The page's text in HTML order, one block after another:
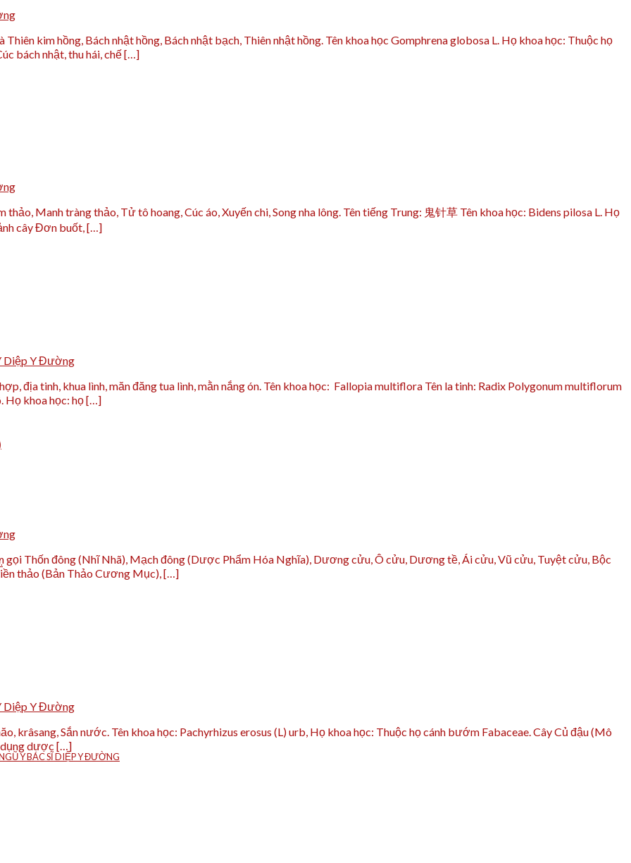
Y BÁC SĨ DIỆP Y ĐƯỜNG
kim hồng, Bách nhật hồng, Bách nhật bạch, Thiên nhật hồng. Tên khoa học Gomphrena globosa L. Họ khoa học: Thuộc họ
bách nhật, thu hái, chế […]
Manh tràng thảo, Tử tô hoang, Cúc áo, Xuyến chi, Song nha lông. Tên tiếng Trung: 鬼针草 Tên khoa học: Bidens pilosa L. Họ
cây Đơn buốt, […]
Diệp Y Đường
địa tinh, khua lình, măn đăng tua lình, mằn nắng ón. Tên khoa học: Fallopia multiflora Tên la tinh: Radix Polygonum multiflorum
Họ khoa học: họ […]
Thốn đông (Nhĩ Nhã), Mạch đông (Dược Phẩm Hóa Nghĩa), Dương cửu, Ô cửu, Dương tề, Ái cửu, Vũ cửu, Tuyệt cửu, Bộc
thảo (Bản Thảo Cương Mục), […]
Diệp Y Đường
krâsang, Sắn nước. Tên khoa học: Pachyrhizus erosus (L) urb, Họ khoa học: Thuộc họ cánh bướm Fabaceae. Cây Củ đậu (Mô
dụng dược […]